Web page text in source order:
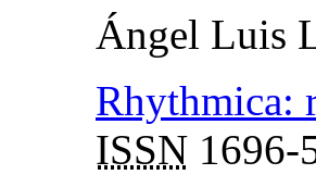
Ángel Luis
Rhythmica:
ISSN 1696-